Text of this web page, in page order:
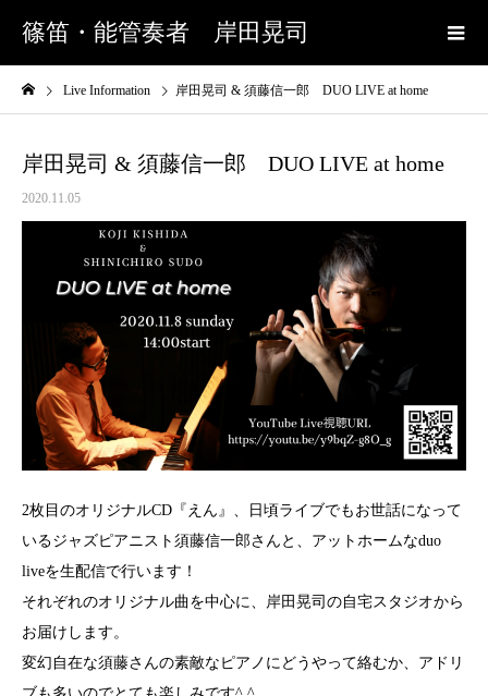
篠笛・能管奏者 岸田晃司
Live Information 岸田晃司 & 須藤信一郎 DUO LIVE at home
岸田晃司 & 須藤信一郎 DUO LIVE at home
2020.11.05
2枚目のオリジナルCD『えん』、日頃ライブでもお世話になって
いるジャズピアニスト須藤信一郎さんと、アットホームなduo
liveを生配信で行います！
それぞれのオリジナル曲を中心に、岸田晃司の自宅スタジオから
お届けします。
変幻自在な須藤さんの素敵なピアノにどうやって絡むか、アドリ